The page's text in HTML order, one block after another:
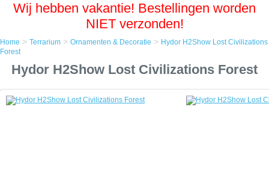
Wij hebben vakantie! Bestellingen worden
NIET verzonden!
Ornamenten & Decoratie
Home > Terrarium > Ornamenten & Decoratie > Hydor H2Show Lost Civilizations
Forest
Hydor H2Show Lost Civilizations Forest